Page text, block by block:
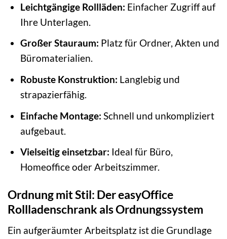
Leichtgängige Rollläden: Einfacher Zugriff auf
Ihre Unterlagen.
Großer Stauraum: Platz für Ordner, Akten und
Büromaterialien.
Robuste Konstruktion: Langlebig und
strapazierfähig.
Einfache Montage: Schnell und unkompliziert
aufgebaut.
Vielseitig einsetzbar: Ideal für Büro,
Homeoffice oder Arbeitszimmer.
Ordnung mit Stil: Der easyOffice
Rollladenschrank als Ordnungssystem
Ein aufgeräumter Arbeitsplatz ist die Grundlage